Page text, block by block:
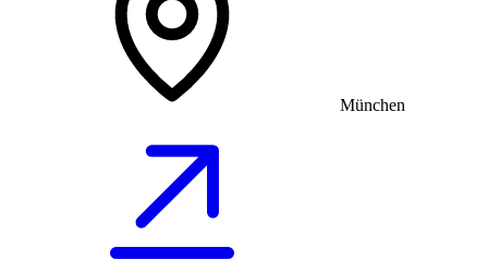
München